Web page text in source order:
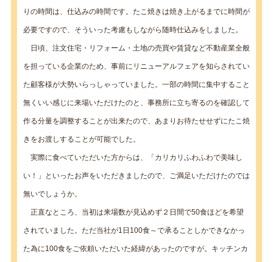
りの時間は、仕込みの時間です。たこ焼きは焼き上がるまでに時間が
必要ですので、そういった考慮もしながら随時仕込みをしました。
日頃、注文住宅・リフォーム・土地の売買や賃貸など不動産業全般
を担っている企業のため、事前にリニューアルフェアを知らされてい
た顧客様が大勢いらっしゃっていました。一部の時間に集中すること
無くいい感じに来場いただけたのと、事務所に立ち寄るのを確認して
作る分量を調整することが出来たので、あまりお待たせせずにたこ焼
きをお渡しすることが可能でした。
実際に食べていただいた方からは、「カリカリふわふわで美味し
い！」といったお声をいただきましたので、ご満足いただけたのでは
無いでしょうか。
正直なところ、当初は来場数が見込めず２日間で50食ほどを希望
されていました。ただ当社が1日100食～で承ることしかできなかっ
た為に100食をご依頼いただいた経緯があったのですが。キッチンカ